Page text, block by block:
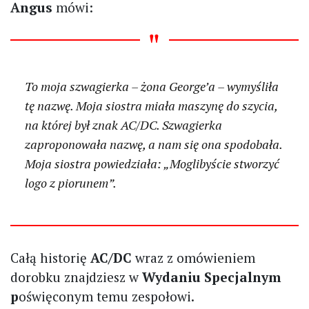
Angus mówi:
To moja szwagierka – żona George’a – wymyśliła
tę nazwę. Moja siostra miała maszynę do szycia,
na której był znak AC/DC. Szwagierka
zaproponowała nazwę, a nam się ona spodobała.
Moja siostra powiedziała: „Moglibyście stworzyć
logo z piorunem”.
Całą historię AC/DC wraz z omówieniem
dorobku znajdziesz w Wydaniu Specjalnym
poświęconym temu zespołowi.